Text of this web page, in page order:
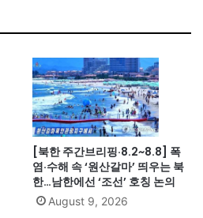
[북한 주간브리핑·8.2~8.8] 폭
염·수해 속 ‘원산갈마’ 띄우는 북
한…남한에선 ‘조선’ 호칭 논의
August 9, 2026